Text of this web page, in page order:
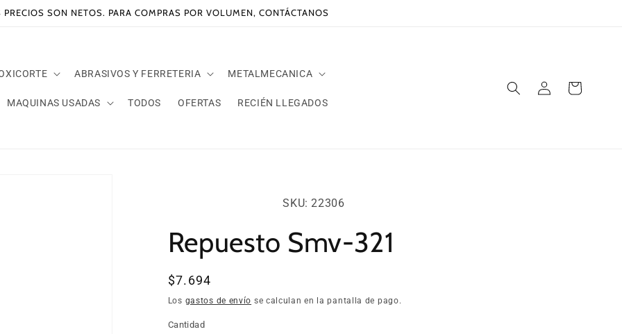
PRECIOS SON NETOS. PARA COMPRAS POR VOLUMEN, CONTÁCTANOS
ABRASIVOS Y FERRETERIA METALMECANICA
MAQUINAS USADAS TODOS OFERTAS RECIÉN LLEGADOS
sesión
Carrito
SKU: 22306
Repuesto Smv-321
Precio
habitual
$7.694
Los gastos de envío se calculan en la pantalla de pago.
Cantidad
Cantidad